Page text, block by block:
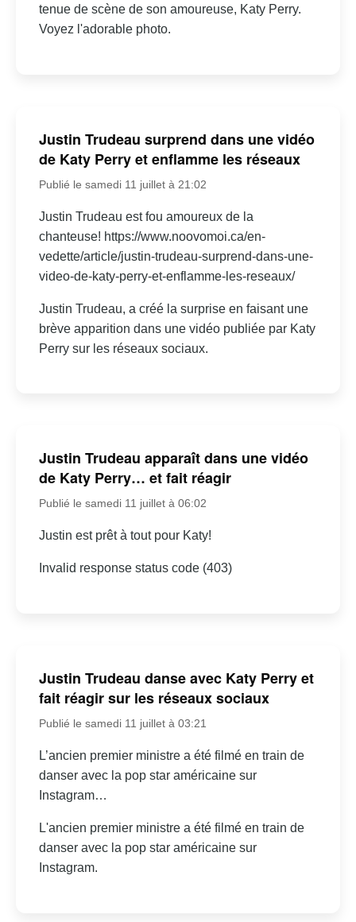
tenue de scène de son amoureuse, Katy Perry.
Voyez l'adorable photo.
Justin Trudeau surprend dans une vidéo
de Katy Perry et enflamme les réseaux
Publié le samedi 11 juillet à 21:02
Justin Trudeau est fou amoureux de la
chanteuse! https://www.noovomoi.ca/en-
vedette/article/justin-trudeau-surprend-dans-une-
video-de-katy-perry-et-enflamme-les-reseaux/
Justin Trudeau, a créé la surprise en faisant une
brève apparition dans une vidéo publiée par Katy
Perry sur les réseaux sociaux.
Justin Trudeau apparaît dans une vidéo
de Katy Perry… et fait réagir
Publié le samedi 11 juillet à 06:02
Justin est prêt à tout pour Katy!
Invalid response status code (403)
Justin Trudeau danse avec Katy Perry et
fait réagir sur les réseaux sociaux
Publié le samedi 11 juillet à 03:21
L’ancien premier ministre a été filmé en train de
danser avec la pop star américaine sur
Instagram…
L'ancien premier ministre a été filmé en train de
danser avec la pop star américaine sur
Instagram.